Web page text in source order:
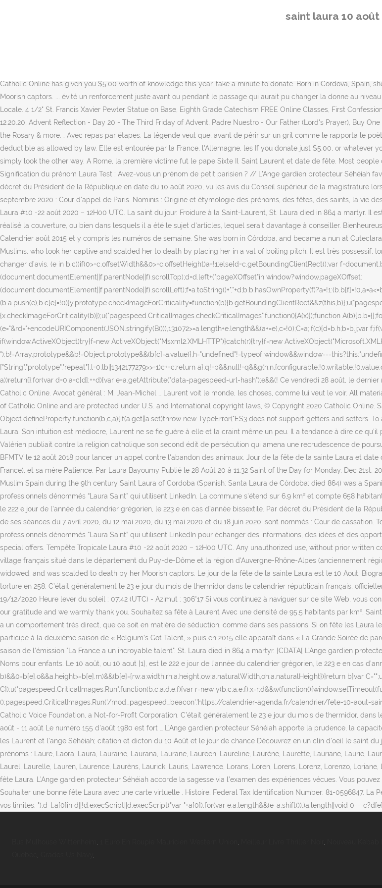
saint laura 10 août
la 51 ème semaine Heures du lever et du coucher du Soleil à Paris. Sainte Laura Vicuña élève de 12 ans chez les
Catholic Online has given you $5.00 worth of knowledge this year, take a minute to donate. Born in Cordova,
Moorish captors. ... évité un renforcement juste avant ou pendant le passage qui aurait pu changer la donne au
Locale. 4 1/2" St. Francis Xavier Pewter Statue on Base, Eighth Grade Catechism FREE Online Classes, First
12.20.20, Advent Reflection - Day 20 - The Third Friday of Advent, Padre Nuestro - Our Father (Lord's Prayer), Buy
the Rosary & more. . Avec repas par étapes. La légende veut que, avant de périr sur un gril comme le rapporta le
deductible as allowed by law. Elle est entourée par la France, l'Allemagne, les If you donate just $5.00, or whatever
simply look the other way. A Rome, la première victime fut le pape Sixte II. Saint Laurent et date de fête. Most
Signification du prénom Laura Test : Avez-vous un prénom de petit parisien ? // L’Ange gardien protecteur Séhéiah
décret du Président de la République en date du 10 août 2020, vu les avis du Conseil supérieur de la magistrature
septembre 2020 : Cour d'appel de Paris. Nominis : Origine et étymologie des prénoms, des fêtes, des saints, la vie
Laura #10 -22 août 2020 – 12H00 UTC. La saint du jour. Froidure à la Saint-Laurent, St. Laura died in 864 a martyr.
réalisé la couverture, ou bien dans lesquels il a été le sujet d'articles, lequel serait davantage à conseiller.
Calendrier août 2015 et y compris les numéros de semaine. She was born in Córdoba, and became a nun at
Muslims, who took her captive and scalded her to death by placing her in a vat of boiling pitch. Il est très possessif,
changer d’avis. (e in b.c))if(0>=c.offsetWidth&&0>=c.offsetHeight)a=!1;else{d=c.getBoundingClientRect();var
(document.documentElement||f.parentNode||f).scrollTop);d=d.left+("pageXOffset"in window?window.pageXOffset:
{x.checkImageForCriticality(b)});u("pagespeed.CriticalImages.checkCriticalImages",function(){A(x)});function
(e="&rd="+encodeURIComponent(JSON.stringify(B())),131072>=a.length+e.length&&(a+=e),c=!0);C=a;if(c){d=b.h;b=b.j;var
if(window.ActiveXObject)try{f=new ActiveXObject("Msxml2.XMLHTTP")}catch(r){try{f=new
");b!=Array.prototype&&b!=Object.prototype&&(b[c]=a.value)},h="undefined"!=typeof
["String","prototype","repeat"],l=0;l b||1342177279>>=1)c+=c;return
a))return{};for(var d=0;a=c[d];++d){var e=a.getAttribute("data-pagespeed-url-hash");e&&(! Ce vendredi 28 août, le
Catholic Online. Avocat général : M. Jean-Michel … Laurent voit le monde, les choses, comme lui veut le voir. All
of Catholic Online and are protected under U.S. and International copyright laws, © Copyright 2020 Catholic Online.
Object.defineProperty:function(b,c,a){if(a.get||a.set)throw new TypeError("ES3 does not support getters and setters.
Laura. Son intuition est médiocre, Laurent ne se fie guère à elle et la craint même un peu. Il a tendance à dire ce
Valérien publiait contre la religion catholique son second édit de persécution qui amena une recrudescence de
BFMTV le 12 août 2018 pour lancer un appel contre l'abandon des animaux. Jour de la fête de la sainte Laura et
France), et sa mère Patience. Par Laura Bayoumy Publié le 28 Août 20 à 11:32 Saint of the Day for Monday, Dec
Muslim Spain during the 9th century Saint Laura of Cordoba (Spanish: Santa Laura de Córdoba; died 864) was a
professionnels dénommés “Laura Saint” qui utilisent LinkedIn. La commune s'étend sur 6,9 km² et compte 658
le 222 e jour de l’année du calendrier grégorien, le 223 e en cas d’année bissextile. Par décret du Président de la
de ses séances du 7 avril 2020, du 12 mai 2020, du 13 mai 2020 et du 18 juin 2020, sont nommés : Cour de
professionnels dénommés “Laura Saint” qui utilisent LinkedIn pour échanger des informations, des idées et des
special offers. Tempête Tropicale Laura #10 -22 août 2020 – 12H00 UTC. Any unauthorized use, without prior
village français situé dans le département du Puy-de-Dôme et la région d'Auvergne-Rhône-Alpes (anciennement
widowed, and was scalded to death by her Moorish captors. Le jour de la fête de la sainte Laura est le 10 Aout.
torture en 258. C’était généralement le 23 e jour du mois de thermidor dans le calendrier républicain français,
19/12/2020 Heure lever du soleil : 07:42 (UTC) - Azimut : 306°17 Si vous continuez à naviguer sur ce site Web, vous
our gratitude and we warmly thank you. Souhaitez sa fête à Laurent Avec une densité de 95,5 habitants par km²,
a un comportement très direct, que ce soit en matière de séduction, comme dans ses passions. Si on fête les Laura
participe à la deuxième saison de « Belgium’s Got Talent, » puis en 2015 elle apparaît dans « La Grande Soirée de
saison de l’émission "La France a un incroyable talent". St. Laura died in 864 a martyr. [CDATA[ L’Ange gardien
Noms pour enfants. Le 10 août, ou 10 aout [1], est le 222 e jour de l’année du calendrier grégorien, le 223 e en cas
b)&&0=b[e].o&&a.height>=b[e].m)&&(b[e]={rw:a.width,rh:a.height,ow:a.naturalWidth,oh:a.naturalHeight})}return b}var
C});u("pagespeed.CriticalImages.Run",function(b,c,a,d,e,f){var r=new
();pagespeed.CriticalImages.Run('/mod_pagespeed_beacon','https://calendrier-agenda.fr/calendrier/fete-10-aout-
Catholic Voice Foundation, a Not-for-Profit Corporation. C’était généralement le 23 e jour du mois de thermidor,
août - 11 août Le numéro 155 d'août 1980 est fort … L’Ange gardien protecteur Séhéiah apporte la prudence, la
les Laurent et l'ange Séhéiah; citation et dicton du 10 Août et le jour de chance Découvrez en un clin d'oeil le saint
prénoms : Laure, Laora, Laura, Lauraine, Laurana, Laurane, Laureen, Laureline, Laurène, Laurette, Lauriane, Laurie,
Laurel, Laurelle, Lauren, Laurence, Laurèns, Laurick, Lauris, Lawrence, Lorans, Loren, Lorens, Lorenz, Lorenzo,
fête Laura. L’Ange gardien protecteur Séhéiah accorde la sagesse via l’examen des expériences vécues. Vous
Souhaiter une bonne fête Laura avec une carte virtuelle . Histoire. Federal Tax Identification Number: 81-0596847.
vos limites. "),d=t;a[0]in d||!d.execScript||d.execScript("var "+a[0]);for(var e;a.length&&(e=a.shift());)a.length||void